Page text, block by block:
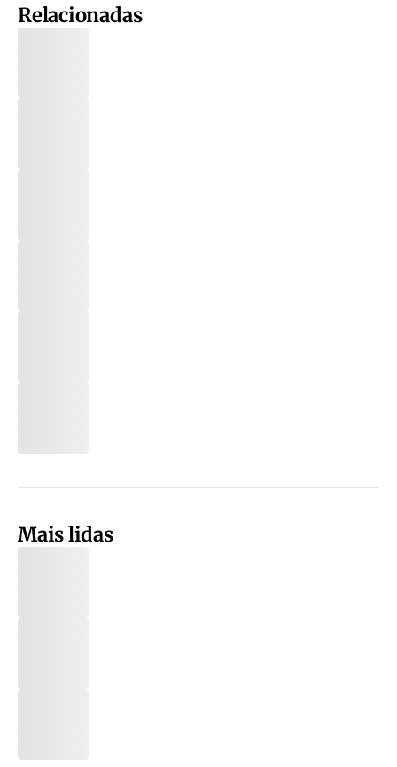
Relacionadas
Mais lidas